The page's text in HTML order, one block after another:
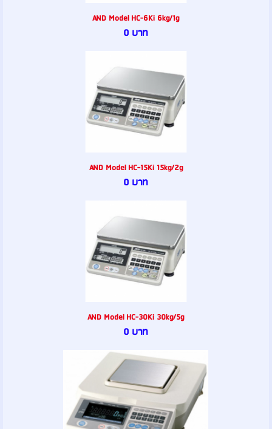
AND Model HC-6Ki 6kg/1g
0 บาท
AND Model HC-15Ki 15kg/2g
0 บาท
AND Model HC-30Ki 30kg/5g
0 บาท